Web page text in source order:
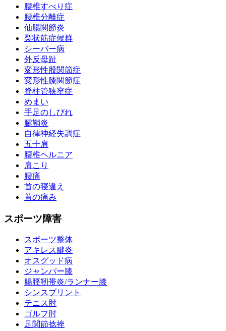
腰椎すべり症
腰椎分離症
仙腸関節炎
梨状筋症候群
シーバー病
外反母趾
変形性股関節症
変形性膝関節症
脊柱管狭窄症
めまい
手足のしびれ
腱鞘炎
自律神経失調症
五十肩
腰椎ヘルニア
肩こり
腰痛
首の寝違え
首の痛み
スポーツ障害
スポーツ整体
アキレス腱炎
オスグッド病
ジャンパー膝
腸脛靭帯炎/ランナー膝
シンスプリント
テニス肘
ゴルフ肘
足関節捻挫